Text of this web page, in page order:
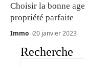
Choisir la bonne
propriété parfaite
Immo 20 janvier 2023
Recherche